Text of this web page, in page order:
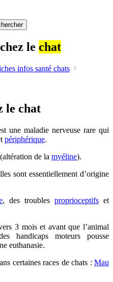
le chat
infos santé chats
le chat
une maladie nerveuse rare qui
périphérique.
de la myéline).
sont essentiellement d’origine
, des troubles proprioceptifs et
3 mois et avant que l’animal
handicaps moteurs pousse
euthanasie.
certaines races de chats : Mau